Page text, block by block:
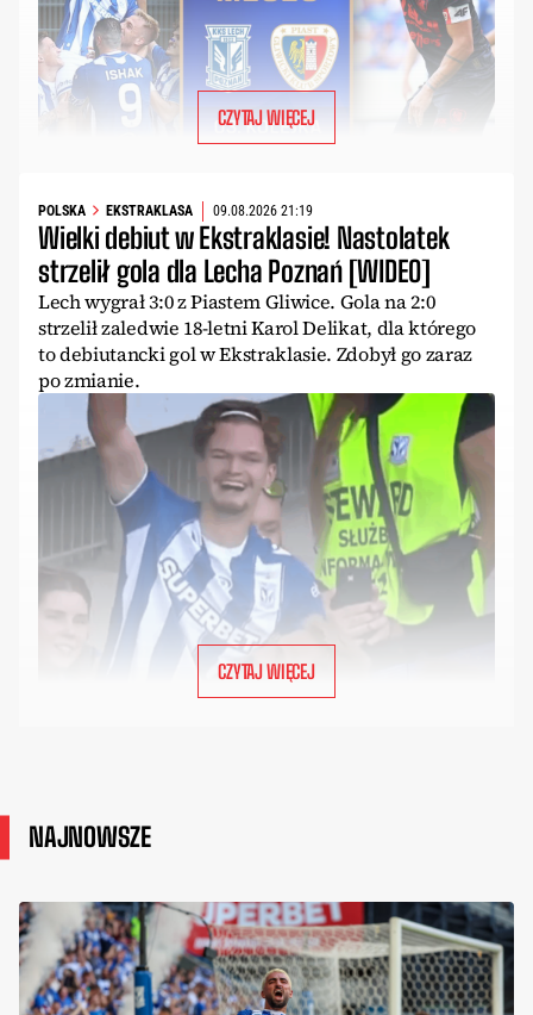
CZYTAJ WIĘCEJ
POLSKA EKSTRAKLASA 09.08.2026 21:19
Wielki debiut w Ekstraklasie! Nastolatek
strzelił gola dla Lecha Poznań [WIDEO]
Lech wygrał 3:0 z Piastem Gliwice. Gola na 2:0
strzelił zaledwie 18-letni Karol Delikat, dla którego
to debiutancki gol w Ekstraklasie. Zdobył go zaraz
po zmianie.
CZYTAJ WIĘCEJ
NAJNOWSZE